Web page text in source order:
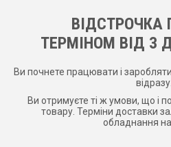
ВІДСТРОЧКА
ТЕРМІНОМ ВІД 3
Ви почнете працювати і
відразу.
Ви отримуєте ті ж умови, що і
товару. Терміни доставки
обладнання на